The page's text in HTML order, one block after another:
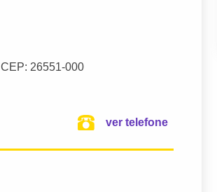
CEP: 26551-000
ver telefone